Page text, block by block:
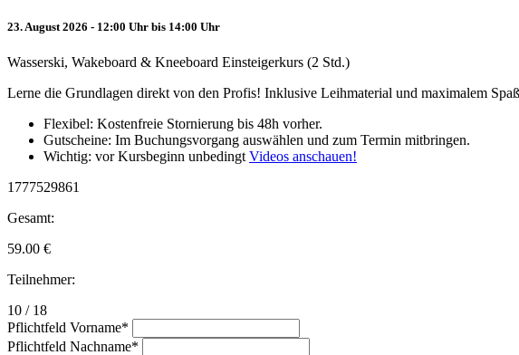
23. August 2026 - 12:00 Uhr bis 14:00 Uhr
Wasserski, Wakeboard & Kneeboard Einsteigerkurs (2 Std.)
Lerne die Grundlagen direkt von den Profis! Inklusive Leihmaterial und maximalem
Flexibel: Kostenfreie Stornierung bis 48h vorher.
Gutscheine: Im Buchungsvorgang auswählen und zum Termin mitbringen.
Wichtig: vor Kursbeginn unbedingt Videos anschauen!
1777529861
Gesamt:
59.00 €
Teilnehmer:
10 / 18
Pflichtfeld Vorname*
Pflichtfeld Nachname*